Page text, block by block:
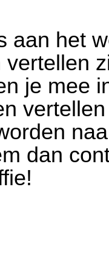
aan het
je mee
dan